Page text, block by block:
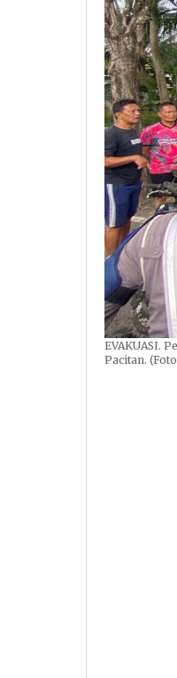
EVAKUASI.
Pacitan.